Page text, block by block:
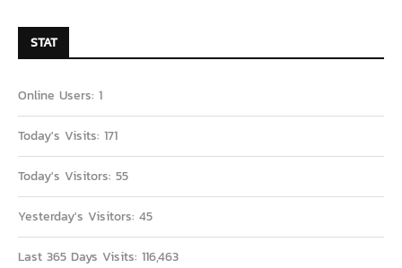
STAT
Online Users: 1
Today's Visits: 171
Today's Visitors: 55
Yesterday's Visitors: 45
Last 365 Days Visits: 116,463